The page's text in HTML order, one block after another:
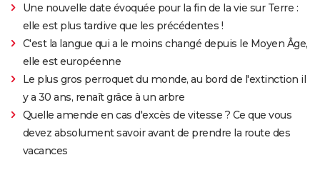
Une nouvelle date évoquée pour la fin de la vie sur Terre :
elle est plus tardive que les précédentes !
C'est la langue qui a le moins changé depuis le Moyen Âge,
elle est européenne
Le plus gros perroquet du monde, au bord de l'extinction il
y a 30 ans, renaît grâce à un arbre
Quelle amende en cas d'excès de vitesse ? Ce que vous
devez absolument savoir avant de prendre la route des
vacances